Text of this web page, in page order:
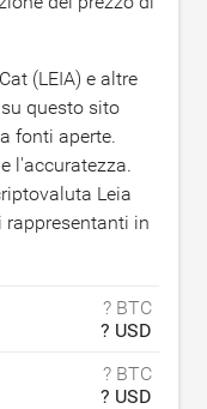
(LEIA) e altre
questo sito
fonti aperte.
l'accuratezza.
Leia
rappresentanti in
? BTC
? USD
? BTC
? USD